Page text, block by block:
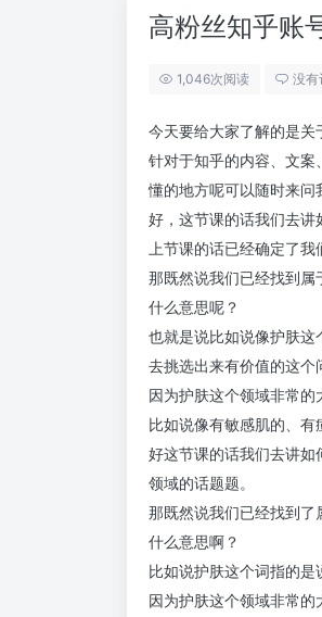
高粉丝知乎账
1,046次阅读 没有
今天要给大家了解的是关
针对于知乎的内容、文
懂的地方呢可以随时来问
好，这节课的话我们去讲
上节课的话已经确定了
那既然说我们已经找到属
什么意思呢？
也就是说比如说像护肤这
去挑选出来有价值的这个
因为护肤这个领域非常的
比如说像有敏感肌的、有
好这节课的话我们去讲
领域的话题题。
那既然说我们已经找到了
什么意思啊？
比如说护肤这个词指的
因为护肤这个领域非常